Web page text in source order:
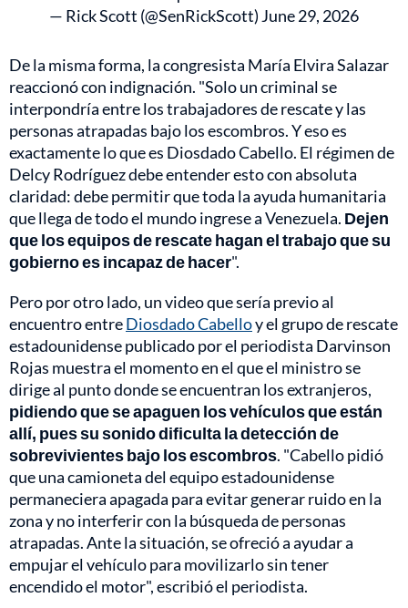
— Rick Scott (@SenRickScott) June 29, 2026
De la misma forma, la congresista María Elvira Salazar
reaccionó con indignación. "Solo un criminal se
interpondría entre los trabajadores de rescate y las
personas atrapadas bajo los escombros. Y eso es
exactamente lo que es Diosdado Cabello. El régimen de
Delcy Rodríguez debe entender esto con absoluta
claridad: debe permitir que toda la ayuda humanitaria
que llega de todo el mundo ingrese a Venezuela. Dejen
que los equipos de rescate hagan el trabajo que su
gobierno es incapaz de hacer".
Pero por otro lado, un video que sería previo al
encuentro entreDiosdado Cabelloy el grupo de rescate
estadounidense publicado por el periodista Darvinson
Rojas muestra el momento en el que el ministro se
dirige al punto donde se encuentran los extranjeros,
pidiendo que se apaguen los vehículos que están
allí, pues su sonido dificulta la detección de
sobrevivientes bajo los escombros. "Cabello pidió
que una camioneta del equipo estadounidense
permaneciera apagada para evitar generar ruido en la
zona y no interferir con la búsqueda de personas
atrapadas. Ante la situación, se ofreció a ayudar a
empujar el vehículo para movilizarlo sin tener
encendido el motor", escribió el periodista.